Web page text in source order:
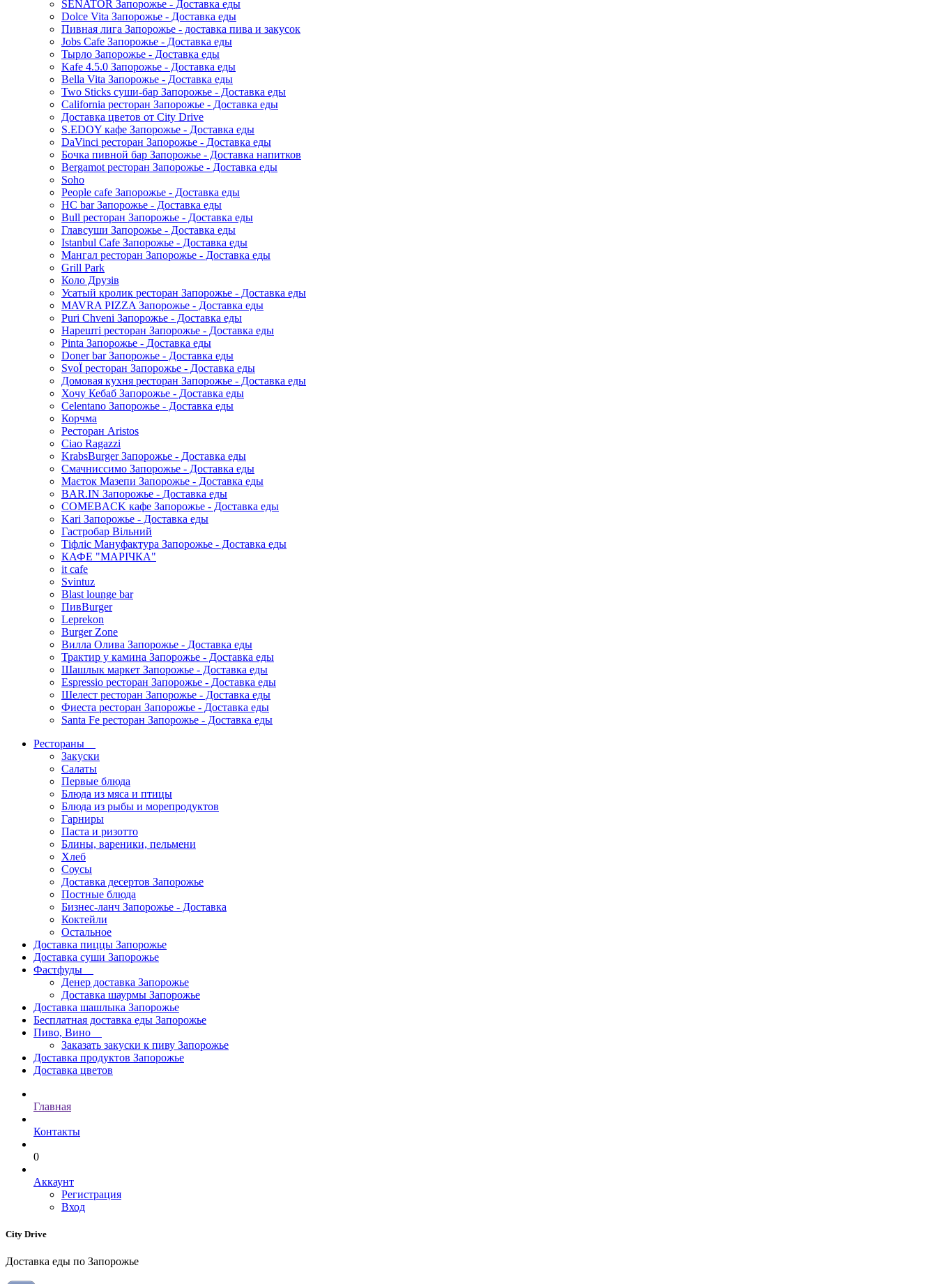
SENATOR Запорожье - Доставка еды
Dolce Vita Запорожье - Доставка еды
Пивная лига Запорожье - доставка пива и закусок
Jobs Cafe Запорожье - Доставка еды
Тырло Запорожье - Доставка еды
Kafe 4.5.0 Запорожье - Доставка еды
Bella Vita Запорожье - Доставка еды
Two Sticks суши-бар Запорожье - Доставка еды
California ресторан Запорожье - Доставка еды
Доставка цветов от City Drive
S.EDOY кафе Запорожье - Доставка еды
DaVinci ресторан Запорожье - Доставка еды
Бочка пивной бар Запорожье - Доставка напитков
Bergamot ресторан Запорожье - Доставка еды
Soho
People cafe Запорожье - Доставка еды
HC bar Запорожье - Доставка еды
Bull ресторан Запорожье - Доставка еды
Главсуши Запорожье - Доставка еды
Istanbul Cafe Запорожье - Доставка еды
Мангал ресторан Запорожье - Доставка еды
Grill Park
Коло Друзів
Усатый кролик ресторан Запорожье - Доставка еды
MAVRA PIZZA Запорожье - Доставка еды
Puri Chveni Запорожье - Доставка еды
Нарешті ресторан Запорожье - Доставка еды
Pinta Запорожье - Доставка еды
Doner bar Запорожье - Доставка еды
SvoЇ ресторан Запорожье - Доставка еды
Домовая кухня ресторан Запорожье - Доставка еды
Хочу Кебаб Запорожье - Доставка еды
Celentano Запорожье - Доставка еды
Корчма
Ресторан Aristos
Ciao Ragazzi
KrabsBurger Запорожье - Доставка еды
Смачниссимо Запорожье - Доставка еды
Маєток Мазепи Запорожье - Доставка еды
BAR.IN Запорожье - Доставка еды
COMEBACK кафе Запорожье - Доставка еды
Kari Запорожье - Доставка еды
Гастробар Вільний
Тіфліс Мануфактура Запорожье - Доставка еды
КАФЕ "МАРІЧКА"
it cafe
Svintuz
Blast lounge bar
ПивBurger
Leprekon
Burger Zone
Вилла Олива Запорожье - Доставка еды
Трактир у камина Запорожье - Доставка еды
Шашлык маркет Запорожье - Доставка еды
Espressio ресторан Запорожье - Доставка еды
Шелест ресторан Запорожье - Доставка еды
Фиеста ресторан Запорожье - Доставка еды
Santa Fe ресторан Запорожье - Доставка еды
Рестораны
Закуски
Салаты
Первые блюда
Блюда из мяса и птицы
Блюда из рыбы и морепродуктов
Гарниры
Паста и ризотто
Блины, вареники, пельмени
Хлеб
Соусы
Доставка десертов Запорожье
Постные блюда
Бизнес-ланч Запорожье - Доставка
Коктейли
Остальное
Доставка пиццы Запорожье
Доставка суши Запорожье
Фастфуды
Денер доставка Запорожье
Доставка шаурмы Запорожье
Доставка шашлыка Запорожье
Бесплатная доставка еды Запорожье
Пиво, Вино
Заказать закуски к пиву Запорожье
Доставка продуктов Запорожье
Доставка цветов
Главная
Контакты
0
Аккаунт
Регистрация
Вход
City Drive
Доставка еды по Запорожье